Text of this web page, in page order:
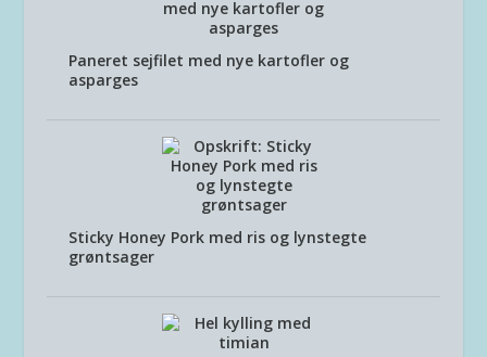
Paneret sejfilet med nye kartofler og
asparges
Sticky Honey Pork med ris og lynstegte
grøntsager